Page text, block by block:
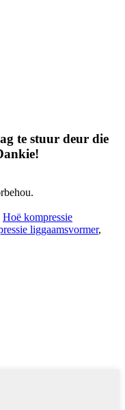
te stuur deur die
Hoë kompressie
liggaamsvormer,